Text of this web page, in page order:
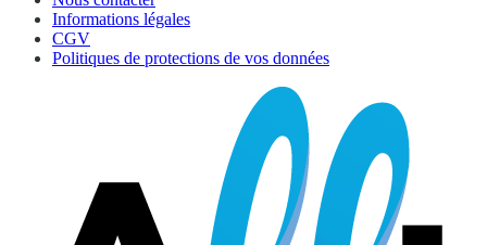
Informations légales
CGV
Politiques de protections de vos données